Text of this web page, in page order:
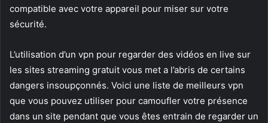
compatible avec votre appareil pour miser sur votre
sécurité.
L’utilisation d’un vpn pour regarder des vidéos en live sur
les sites streaming gratuit vous met a l’abris de certains
dangers insoupçonnés. Voici une liste de meilleurs vpn
que vous pouvez utiliser pour camoufler votre présence
dans un site pendant que vous êtes entrain de regarder un